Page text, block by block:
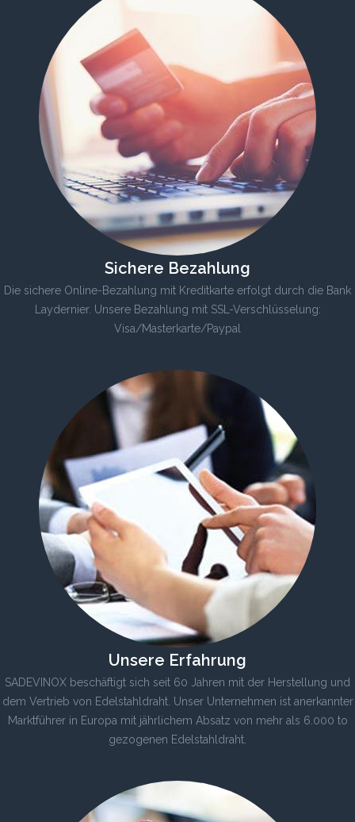
Sichere Bezahlung
Die sichere Online-Bezahlung mit Kreditkarte erfolgt durch die Bank
Laydernier. Unsere Bezahlung mit SSL-Verschlüsselung:
Visa/Masterkarte/Paypal
Unsere Erfahrung
SADEVINOX beschäftigt sich seit 60 Jahren mit der Herstellung und
dem Vertrieb von Edelstahldraht. Unser Unternehmen ist anerkannter
Marktführer in Europa mit jährlichem Absatz von mehr als 6.000 to
gezogenen Edelstahldraht.